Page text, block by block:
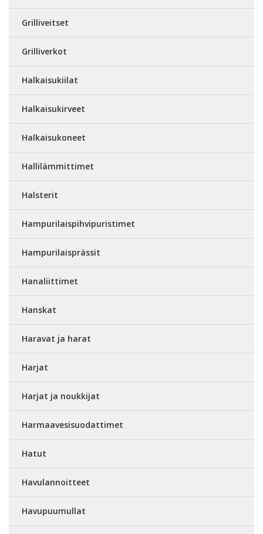
Grilliveitset
Grilliverkot
Halkaisukiilat
Halkaisukirveet
Halkaisukoneet
Hallilämmittimet
Halsterit
Hampurilaispihvipuristimet
Hampurilaisprässit
Hanaliittimet
Hanskat
Haravat ja harat
Harjat
Harjat ja noukkijat
Harmaavesisuodattimet
Hatut
Havulannoitteet
Havupuumullat